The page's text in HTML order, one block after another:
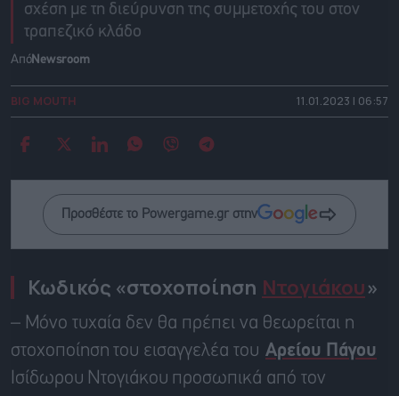
σχέση με τη διεύρυνση της συμμετοχής του στον
τραπεζικό κλάδο
ΑπόNewsroom
BIG MOUTH 11.01.2023 | 06:57
Προσθέστε το Powergame.gr στην
Κωδικός «στοχοποίηση Ντογιάκου»
– Μόνο τυχαία δεν θα πρέπει να θεωρείται η
στοχοποίηση του εισαγγελέα του Αρείου Πάγου
Ισίδωρου Ντογιάκου προσωπικά από τον